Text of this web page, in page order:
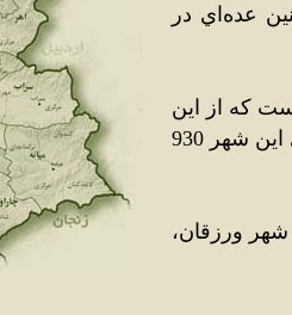
عده‌اي در
بالغ بر 3,549 نفر بوده‌است که از اين
ميان 1,776 نفر مرد و 1,773 نفر زن بوده‌اند؛ همچنين شمار خانوارهاي اين شهر 930
مجموع 3,549 نفر جمعيت شهر ورزقان،